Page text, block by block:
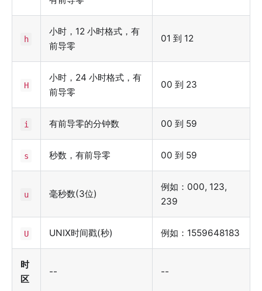
h
小时，12 小时格式，有
前导零
01 到 12
H
小时，24 小时格式，有
前导零
00 到 23
i 有前导零的分钟数 00 到 59
s 秒数，有前导零 00 到 59
u 毫秒数(3位)
例如：000, 123,
239
U UNIX时间戳(秒) 例如：1559648183
时
区
-- --